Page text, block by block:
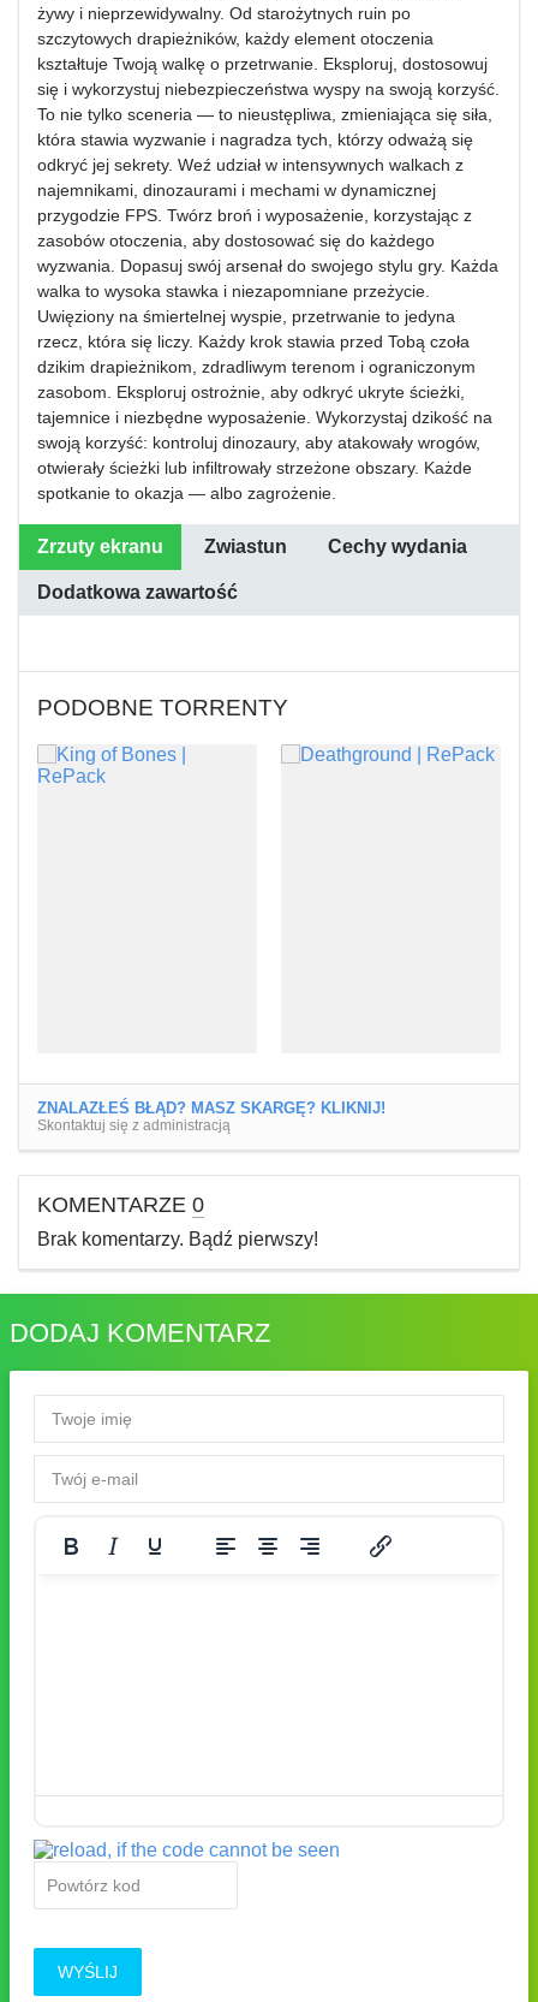
żywy i nieprzewidywalny. Od starożytnych ruin po
szczytowych drapieżników, każdy element otoczenia
kształtuje Twoją walkę o przetrwanie. Eksploruj, dostosowuj
się i wykorzystuj niebezpieczeństwa wyspy na swoją korzyść.
To nie tylko sceneria — to nieustępliwa, zmieniająca się siła,
która stawia wyzwanie i nagradza tych, którzy odważą się
odkryć jej sekrety. Weź udział w intensywnych walkach z
najemnikami, dinozaurami i mechami w dynamicznej
przygodzie FPS. Twórz broń i wyposażenie, korzystając z
zasobów otoczenia, aby dostosować się do każdego
wyzwania. Dopasuj swój arsenał do swojego stylu gry. Każda
walka to wysoka stawka i niezapomniane przeżycie.
Uwięziony na śmiertelnej wyspie, przetrwanie to jedyna
rzecz, która się liczy. Każdy krok stawia przed Tobą czoła
dzikim drapieżnikom, zdradliwym terenom i ograniczonym
zasobom. Eksploruj ostrożnie, aby odkryć ukryte ścieżki,
tajemnice i niezbędne wyposażenie. Wykorzystaj dzikość na
swoją korzyść: kontroluj dinozaury, aby atakowały wrogów,
otwierały ścieżki lub infiltrowały strzeżone obszary. Każde
spotkanie to okazja — albo zagrożenie.
Zrzuty ekranu Zwiastun Cechy wydania
Dodatkowa zawartość
PODOBNE TORRENTY
ZNALAZŁEŚ BŁĄD? MASZ SKARGĘ? KLIKNIJ!
Skontaktuj się z administracją
KOMENTARZE 0
Brak komentarzy. Bądź pierwszy!
DODAJ KOMENTARZ
WYŚLIJ